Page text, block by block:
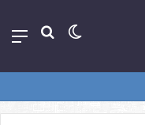
بحث الوضع